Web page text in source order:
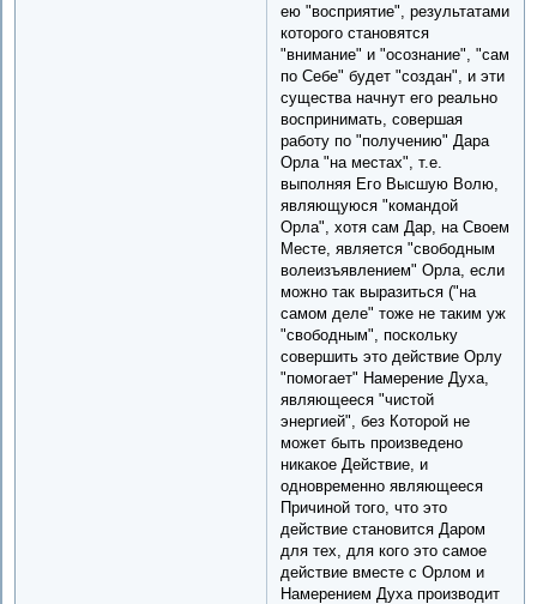
ею "восприятие", результатами
которого становятся
"внимание" и "осознание", "сам
по Себе" будет "создан", и эти
существа начнут его реально
воспринимать, совершая
работу по "получению" Дара
Орла "на местах", т.е.
выполняя Его Высшую Волю,
являющуюся "командой
Орла", хотя сам Дар, на Своем
Месте, является "свободным
волеизъявлением" Орла, если
можно так выразиться ("на
самом деле" тоже не таким уж
"свободным", поскольку
совершить это действие Орлу
"помогает" Намерение Духа,
являющееся "чистой
энергией", без Которой не
может быть произведено
никакое Действие, и
одновременно являющееся
Причиной того, что это
действие становится Даром
для тех, для кого это самое
действие вместе с Орлом и
Намерением Духа производит